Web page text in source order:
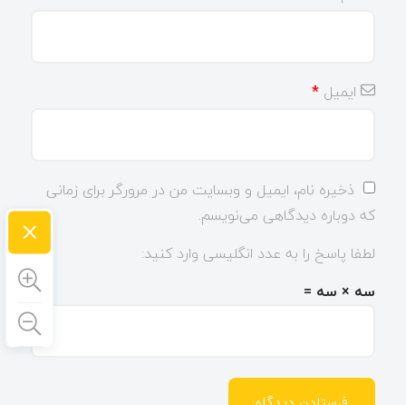
ایمیل *
ذخیره نام، ایمیل و وبسایت من در مرورگر برای زمانی
که دوباره دیدگاهی می‌نویسم.
لطفا پاسخ را به عدد انگلیسی وارد کنید:
سه × سه =
×